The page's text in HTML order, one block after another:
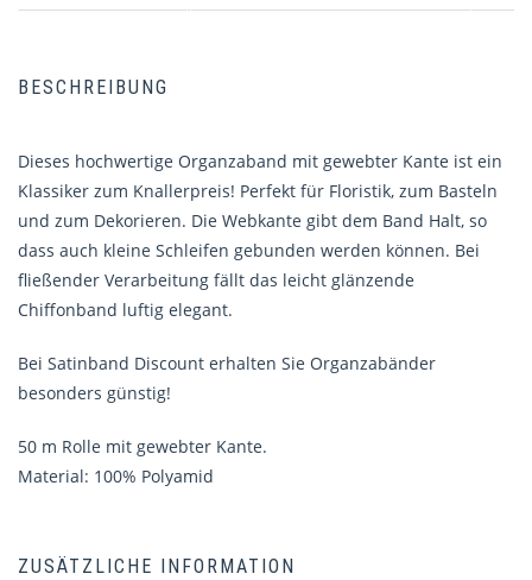
BESCHREIBUNG
Dieses hochwertige Organzaband mit gewebter Kante ist ein
Klassiker zum Knallerpreis! Perfekt für Floristik, zum Basteln
und zum Dekorieren. Die Webkante gibt dem Band Halt, so
dass auch kleine Schleifen gebunden werden können. Bei
fließender Verarbeitung fällt das leicht glänzende
Chiffonband luftig elegant.
Bei Satinband Discount erhalten Sie Organzabänder
besonders günstig!
50 m Rolle mit gewebter Kante.
Material: 100% Polyamid
ZUSÄTZLICHE INFORMATION